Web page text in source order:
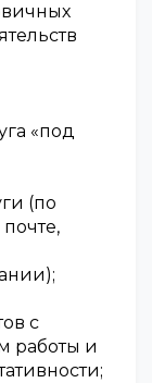
«под
(по
с
работы и